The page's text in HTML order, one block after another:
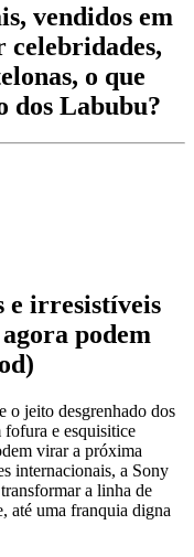
vendidos em
celebridades,
o que
dos Labubu?
e irresistíveis
podem
o jeito desgrenhado dos
fofura e esquisitice
virar a próxima
internacionais, a Sony
a linha de
até uma franquia digna